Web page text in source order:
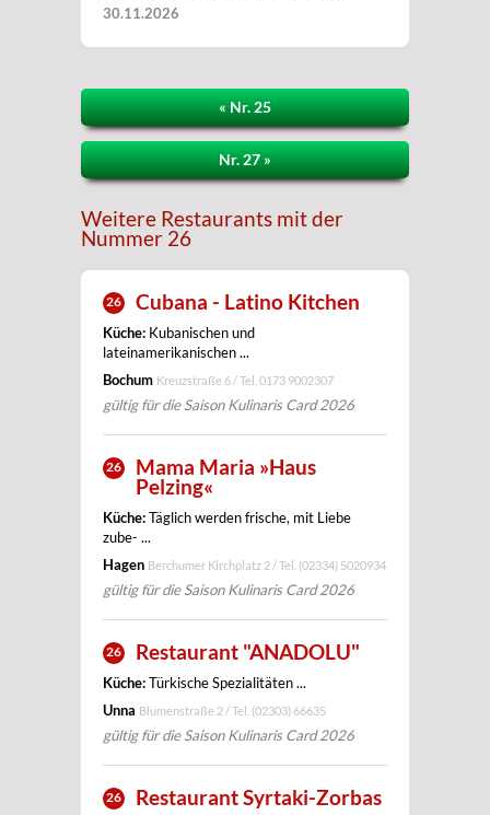
30.11.2026
« Nr. 25
Nr. 27 »
Weitere Restaurants mit der
Nummer 26
26 Cubana - Latino Kitchen
Küche: Kubanischen und
lateinamerikanischen ...
Bochum Kreuzstraße 6 / Tel. 0173 9002307
gültig für die Saison Kulinaris Card 2026
26
Mama Maria »Haus
Pelzing«
Küche:Täglich werden frische, mit Liebe
zube- ...
Hagen Berchumer Kirchplatz 2 / Tel. (02334) 5020934
gültig für die Saison Kulinaris Card 2026
26 Restaurant "ANADOLU"
Küche:Türkische Spezialitäten ...
Unna Blumenstraße 2 / Tel. (02303) 66635
gültig für die Saison Kulinaris Card 2026
26 Restaurant Syrtaki-Zorbas